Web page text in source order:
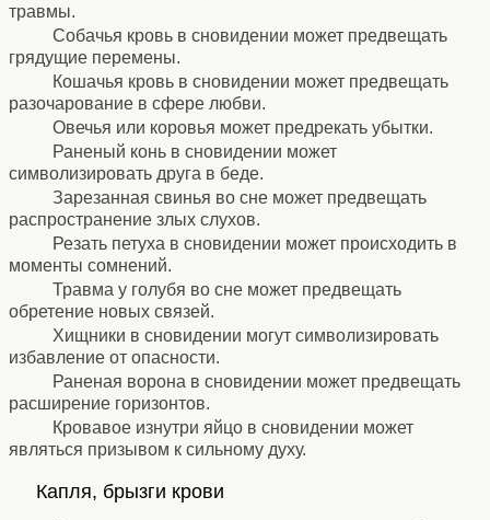
травмы.
Собачья кровь в сновидении может предвещать
грядущие перемены.
Кошачья кровь в сновидении может предвещать
разочарование в сфере любви.
Овечья или коровья может предрекать убытки.
Раненый конь в сновидении может
символизировать друга в беде.
Зарезанная свинья во сне может предвещать
распространение злых слухов.
Резать петуха в сновидении может происходить в
моменты сомнений.
Травма у голубя во сне может предвещать
обретение новых связей.
Хищники в сновидении могут символизировать
избавление от опасности.
Раненая ворона в сновидении может предвещать
расширение горизонтов.
Кровавое изнутри яйцо в сновидении может
являться призывом к сильному духу.
Капля, брызги крови